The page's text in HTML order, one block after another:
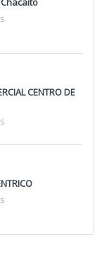
CENTRO DE